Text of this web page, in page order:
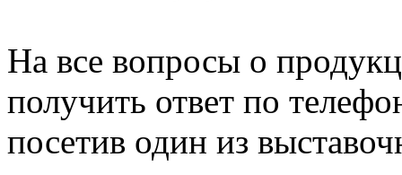
На все вопросы о
получить ответ по
посетив один из